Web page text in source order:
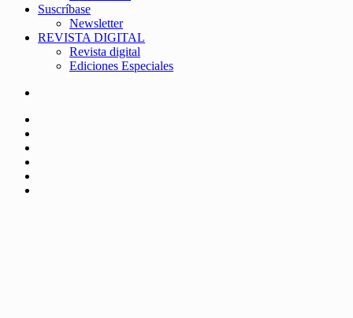
Suscríbase
Newsletter
REVISTA DIGITAL
Revista digital
Ediciones Especiales